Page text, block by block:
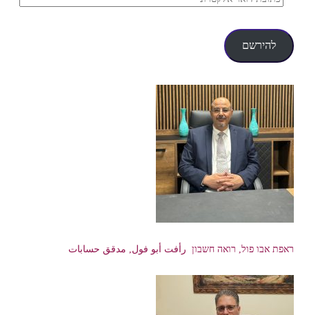
אלקטרוני
להירשם
ראפת אבו פול, רואה חשבון رأفت أبو فول, مدقق حسابات